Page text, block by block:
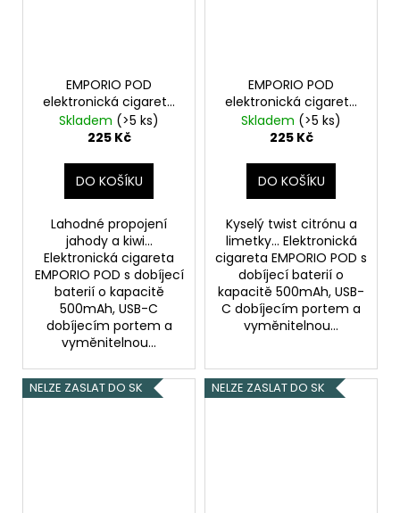
EMPORIO POD
elektronická cigareta
500mAh Strawberry &
Kiwi 20mg
Skladem (>5 ks)
225 Kč
DO KOŠÍKU
Lahodné propojení
jahody a kiwi...
Elektronická cigareta
EMPORIO POD s dobíjecí
baterií o kapacitě
500mAh, USB-C
dobíjecím portem a
vyměnitelnou...
EMPORIO POD
elektronická cigareta
500mAh Lemon &
Lime 20mg
Skladem (>5 ks)
225 Kč
DO KOŠÍKU
Kyselý twist citrónu a
limetky... Elektronická
cigareta EMPORIO POD s
dobíjecí baterií o
kapacitě 500mAh, USB-
C dobíjecím portem a
vyměnitelnou...
NELZE ZASLAT DO SK NELZE ZASLAT DO SK